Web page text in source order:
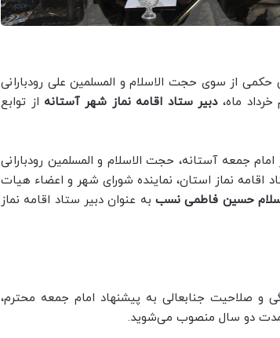
از سوی حجت الاسلام و المسلمین علی رودبارانی
ماه،دبیر ستاد اقامه نماز شهر آستانه از توابع
جمعه آستانه، حجت الاسلام و المسلمین رودبارانی
اقامه نماز استان، نماینده شورای شهر و اعضاء هیات
حسین فاطمی نسب به عنوان دبیر ستاد اقامه نماز
و صلاحیت جنابعالی به پیشنهاد امام جمعه محترم،
دو سال منصوب می‌شوید.